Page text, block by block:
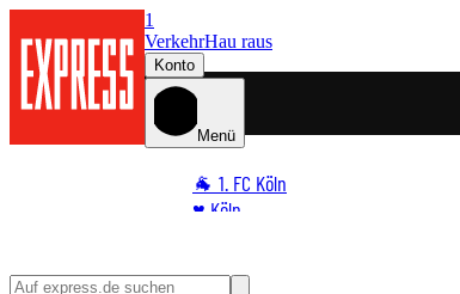
1
VerkehrHau raus
Konto
Menü
🐐 1. FC Köln
♥️ Köln
🏆 Sport